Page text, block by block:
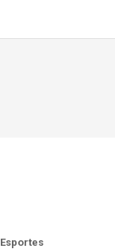
Esportes